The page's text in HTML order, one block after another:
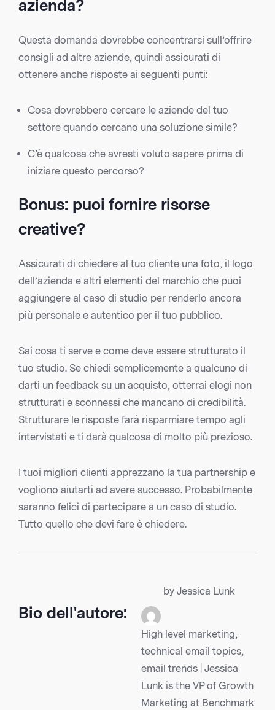
azienda?
Questa domanda dovrebbe concentrarsi sull’offrire
consigli ad altre aziende, quindi assicurati di
ottenere anche risposte ai seguenti punti:
Cosa dovrebbero cercare le aziende del tuo
settore quando cercano una soluzione simile?
C’è qualcosa che avresti voluto sapere prima di
iniziare questo percorso?
Bonus: puoi fornire risorse
creative?
Assicurati di chiedere al tuo cliente una foto, il logo
dell’azienda e altri elementi del marchio che puoi
aggiungere al caso di studio per renderlo ancora
più personale e autentico per il tuo pubblico.
Sai cosa ti serve e come deve essere strutturato il
tuo studio. Se chiedi semplicemente a qualcuno di
darti un feedback su un acquisto, otterrai elogi non
strutturati e sconnessi che mancano di credibilità.
Strutturare le risposte farà risparmiare tempo agli
intervistati e ti darà qualcosa di molto più prezioso.
I tuoi migliori clienti apprezzano la tua partnership e
vogliono aiutarti ad avere successo. Probabilmente
saranno felici di partecipare a un caso di studio.
Tutto quello che devi fare è chiedere.
Bio dell'autore:
by Jessica Lunk
High level marketing,
technical email topics,
email trends | Jessica
Lunk is the VP of Growth
Marketing at Benchmark